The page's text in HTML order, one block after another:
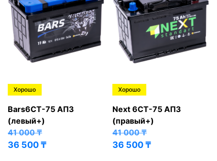
Хорошо
Bars6СТ-75 АПЗ
(левый+)
41 000₸
36 500₸
Хорошо
Next 6СТ-75 АПЗ
(правый+)
41 000₸
36 500₸